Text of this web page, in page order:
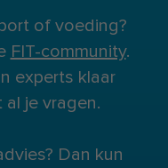
of voeding?
FIT-community.
experts klaar
je vragen.
Dan kun